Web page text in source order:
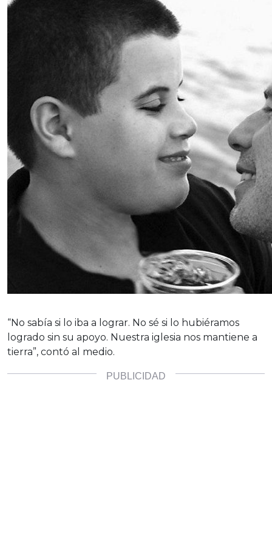
“No sabía si lo iba a lograr. No sé si lo hubiéramos
logrado sin su apoyo. Nuestra iglesia nos mantiene a
tierra”, contó al medio.